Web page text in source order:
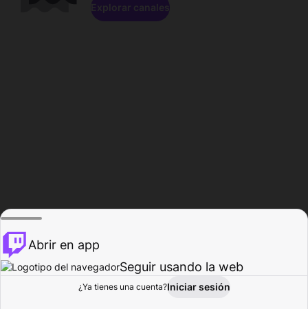
Explorar Actividad
Explorar canales
Abrir en app
Seguir usando la web
¿Ya tienes una cuenta?Iniciar sesión